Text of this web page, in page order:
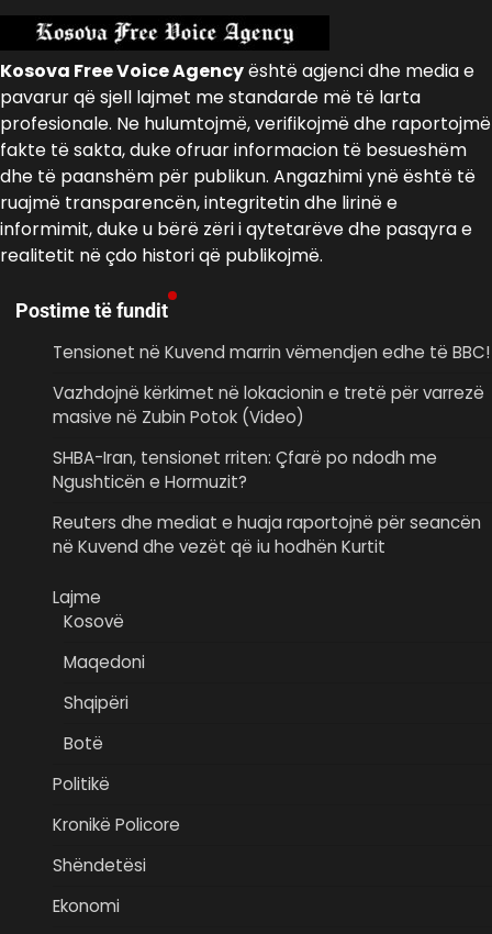
Kosova Free Voice Agencyështë agjenci dhe media e
pavarur që sjell lajmet me standarde më të larta
profesionale. Ne hulumtojmë, verifikojmë dhe raportojmë
fakte të sakta, duke ofruar informacion të besueshëm
dhe të paanshëm për publikun. Angazhimi ynë është të
ruajmë transparencën, integritetin dhe lirinë e
informimit, duke u bërë zëri i qytetarëve dhe pasqyra e
realitetit në çdo histori që publikojmë.
Postime të fundit
Tensionet në Kuvend marrin vëmendjen edhe të BBC!
Vazhdojnë kërkimet në lokacionin e tretë për varrezë
masive në Zubin Potok (Video)
SHBA-Iran, tensionet rriten: Çfarë po ndodh me
Ngushticën e Hormuzit?
Reuters dhe mediat e huaja raportojnë për seancën
në Kuvend dhe vezët që iu hodhën Kurtit
Lajme
Kosovë
Maqedoni
Shqipëri
Botë
Politikë
Kronikë Policore
Shëndetësi
Ekonomi